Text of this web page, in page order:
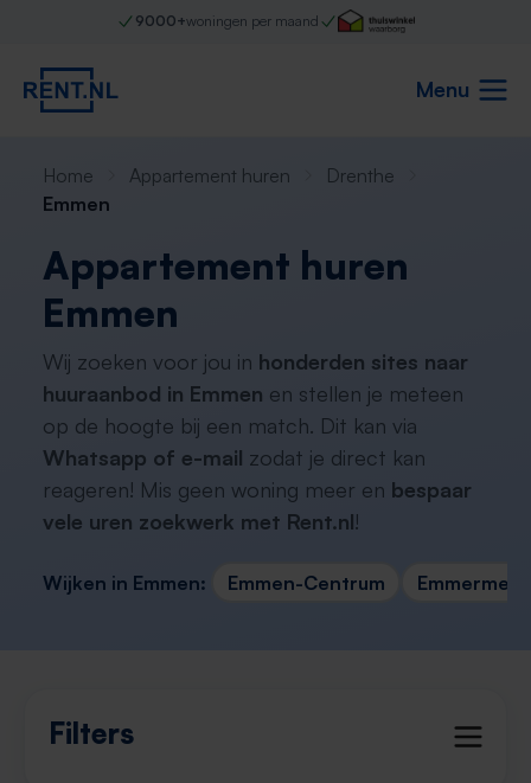
9000+woningen per maand
Menu
Home Appartement huren
Drenthe
Emmen
Appartement huren
Emmen
Wij zoeken voor jou in honderden sites naar
huuraanbod in Emmen en stellen je meteen
op de hoogte bij een match. Dit kan via
Whatsapp of e-mail zodat je direct kan
reageren! Mis geen woning meer en bespaar
vele uren zoekwerk met Rent.nl!
Wijken in Emmen: Emmen-Centrum Emmermeer
Filters